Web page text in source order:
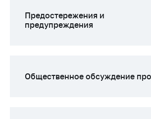
Маркировка
Рекомендации по
Предостережения и
предупреждения
Общественное обсуждение